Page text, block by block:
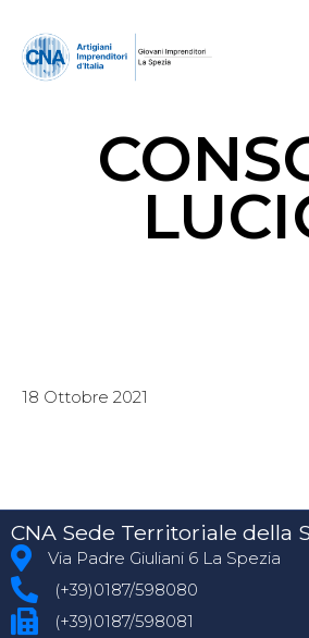
18 Ottobre 2021
CNA Sede Territoriale della
Via Padre Giuliani 6 La Spezia
(+39)0187/598080
(+39)0187/598081